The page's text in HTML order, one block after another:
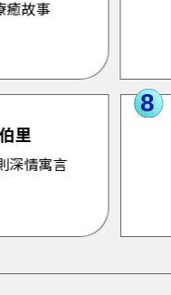
癒故事
里
深情寓言
8